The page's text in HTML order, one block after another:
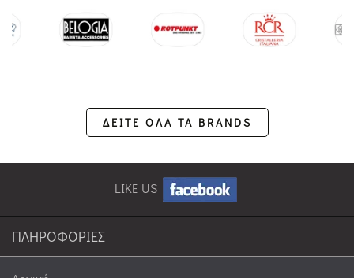
ΔΕΙΤΕ ΟΛΑ ΤΑ BRANDS
LIKE US
ΠΛΗΡΟΦΟΡΙΕΣ